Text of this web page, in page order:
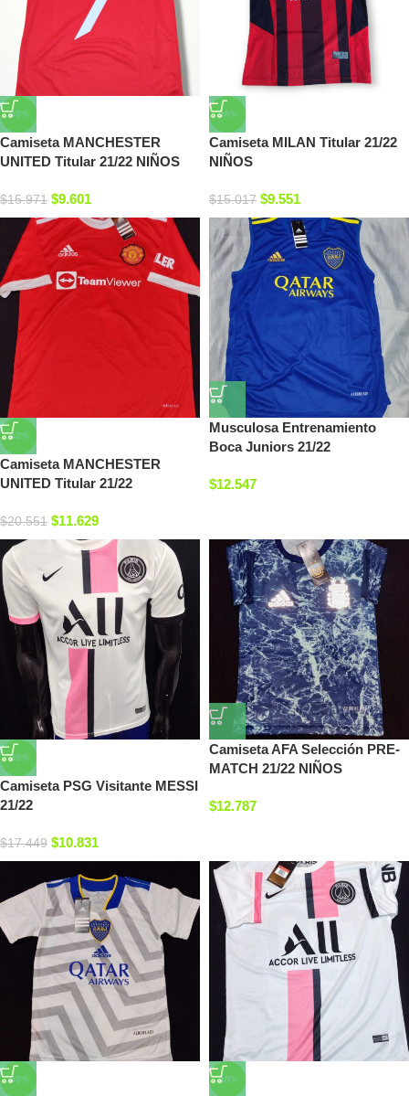
-40%
Camiseta MANCHESTER
UNITED Titular 21/22 NIÑOS
$15.971 $9.601
-36%
Camiseta MILAN Titular 21/22
NIÑOS
$15.017 $9.551
-43%
Camiseta MANCHESTER
UNITED Titular 21/22
$20.551 $11.629
Musculosa Entrenamiento
Boca Juniors 21/22
$12.547
-38%
Camiseta PSG Visitante MESSI
21/22
$17.449 $10.831
Camiseta AFA Selección PRE-
MATCH 21/22 NIÑOS
$12.787
-40% -40%